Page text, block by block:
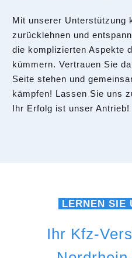
Mit unserer Unterstützung
zurücklehnen und
die komplizierten Aspekte
kümmern. Vertrauen Sie
Seite stehen und
kämpfen! Lassen Sie uns
Ihr Erfolg ist unser Antrieb!
LERNEN SIE
Ihr Kfz-